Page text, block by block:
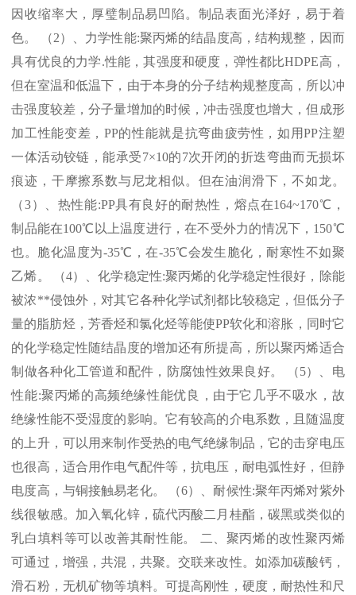
因收缩率大，厚璧制品易凹陷。制品表面光泽好，易于着
色。 （2）、力学性能:聚丙烯的结晶度高，结构规整，因而
具有优良的力学.性能，其强度和硬度，弹性都比HDPE高，
但在室温和低温下，由于本身的分子结构规整度高，所以冲
击强度较差，分子量增加的时候，冲击强度也增大，但成形
加工性能变差， PP的性能就是抗弯曲疲劳性，如用PP注塑
一体活动铰链，能承受7×10的7次开闭的折迭弯曲而无损坏
痕迹，干摩擦系数与尼龙相似。但在油润滑下，不如龙。
（3）、热性能:PP具有良好的耐热性，熔点在164~170℃ ，
制品能在100℃ 以上温度进行，在不受外力的情况下， 150℃
也。脆化温度为-35℃ ，在-35℃会发生脆化，耐寒性不如聚
乙烯。 （4）、化学稳定性:聚丙烯的化学稳定性很好，除能
被浓**侵蚀外，对其它各种化学试剂都比较稳定，但低分子
量的脂肪烃，芳香烃和氯化烃等能使PP软化和溶胀，同时它
的化学稳定性随结晶度的增加还有所提高，所以聚丙烯适合
制做各种化工管道和配件，防腐蚀性效果良好。 （5）、电
性能:聚丙烯的高频绝缘性能优良，由于它几乎不吸水，故
绝缘性能不受湿度的影响。它有较高的介电系数，且随温度
的上升，可以用来制作受热的电气绝缘制品，它的击穿电压
也很高，适合用作电气配件等，抗电压，耐电弧性好，但静
电度高，与铜接触易老化。 （6）、耐候性:聚年丙烯对紫外
线很敏感。加入氧化锌，硫代丙酸二月桂酯，碳黑或类似的
乳白填料等可以改善其耐性能。 二、聚丙烯的改性聚丙烯
可通过，增强，共混，共聚。交联来改性。如添加碳酸钙，
滑石粉，无机矿物等填料。可提高刚性，硬度，耐热性和尺